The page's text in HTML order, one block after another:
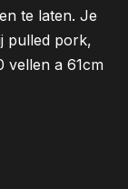
te laten. Je
pulled pork,
vellen a 61cm